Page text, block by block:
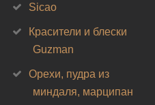
Sicao
Красители и блески
Guzman
Орехи, пудра из
миндаля, марципан